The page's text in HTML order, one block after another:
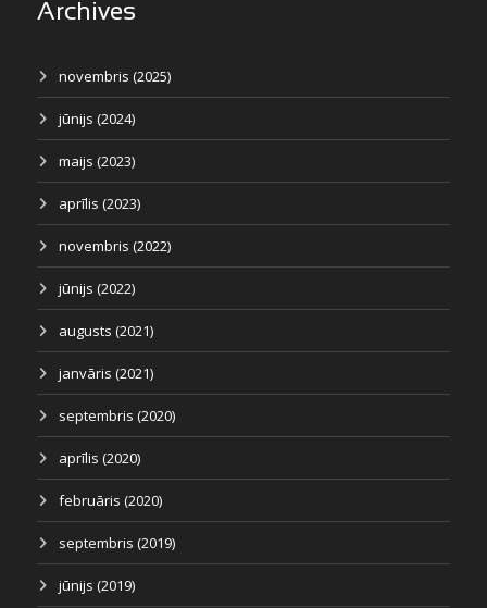
Archives
novembris (2025)
jūnijs (2024)
maijs (2023)
aprīlis (2023)
novembris (2022)
jūnijs (2022)
augusts (2021)
janvāris (2021)
septembris (2020)
aprīlis (2020)
februāris (2020)
septembris (2019)
jūnijs (2019)